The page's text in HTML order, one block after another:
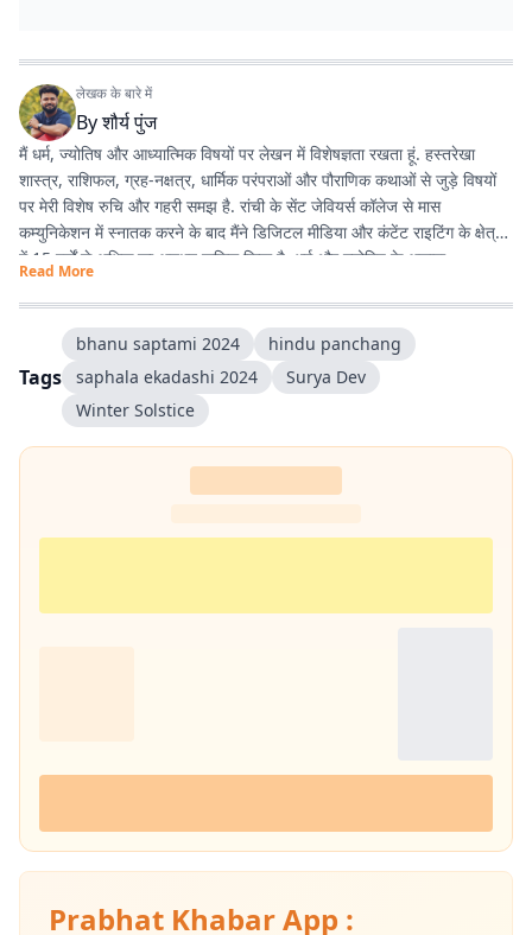
लेखक के बारे में
Byशौर्य पुंज
मैं धर्म, ज्योतिष और आध्यात्मिक विषयों पर लेखन में विशेषज्ञता रखता हूं. हस्तरेखा
शास्त्र, राशिफल, ग्रह-नक्षत्र, धार्मिक परंपराओं और पौराणिक कथाओं से जुड़े विषयों
पर मेरी विशेष रुचि और गहरी समझ है. रांची के सेंट जेवियर्स कॉलेज से मास
कम्युनिकेशन में स्नातक करने के बाद मैंने डिजिटल मीडिया और कंटेंट राइटिंग के क्षेत्र
में 15 वर्षों से अधिक का अनुभव हासिल किया है. धर्म और ज्योतिष के अलावा
एंटरटेनमेंट, लाइफस्टाइल और शिक्षा जैसे विषयों पर भी लगातार लेखन करता रहा हूं.
मेरी कोशिश रहती है कि जटिल विषयों को आसान, रोचक और भरोसेमंद तरीके से पाठकों
तक पहुंचाया जाए.
Read More
Tags
bhanu saptami 2024
hindu panchang
saphala ekadashi 2024
Surya Dev
Winter Solstice
Prabhat Khabar App :